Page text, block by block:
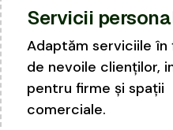
Servicii
Adaptăm serviciile în
de nevoile clienților,
pentru firme și spații
comerciale.